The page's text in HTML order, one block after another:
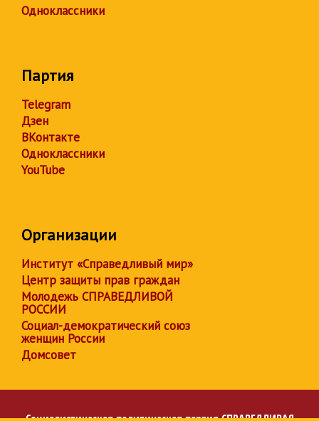
Одноклассники
Партия
Telegram
Дзен
ВКонтакте
Одноклассники
YouTube
Организации
Институт «Справедливый мир»
Центр защиты прав граждан
Молодежь СПРАВЕДЛИВОЙ
РОССИИ
Социал-демократический союз
женщин России
Домсовет